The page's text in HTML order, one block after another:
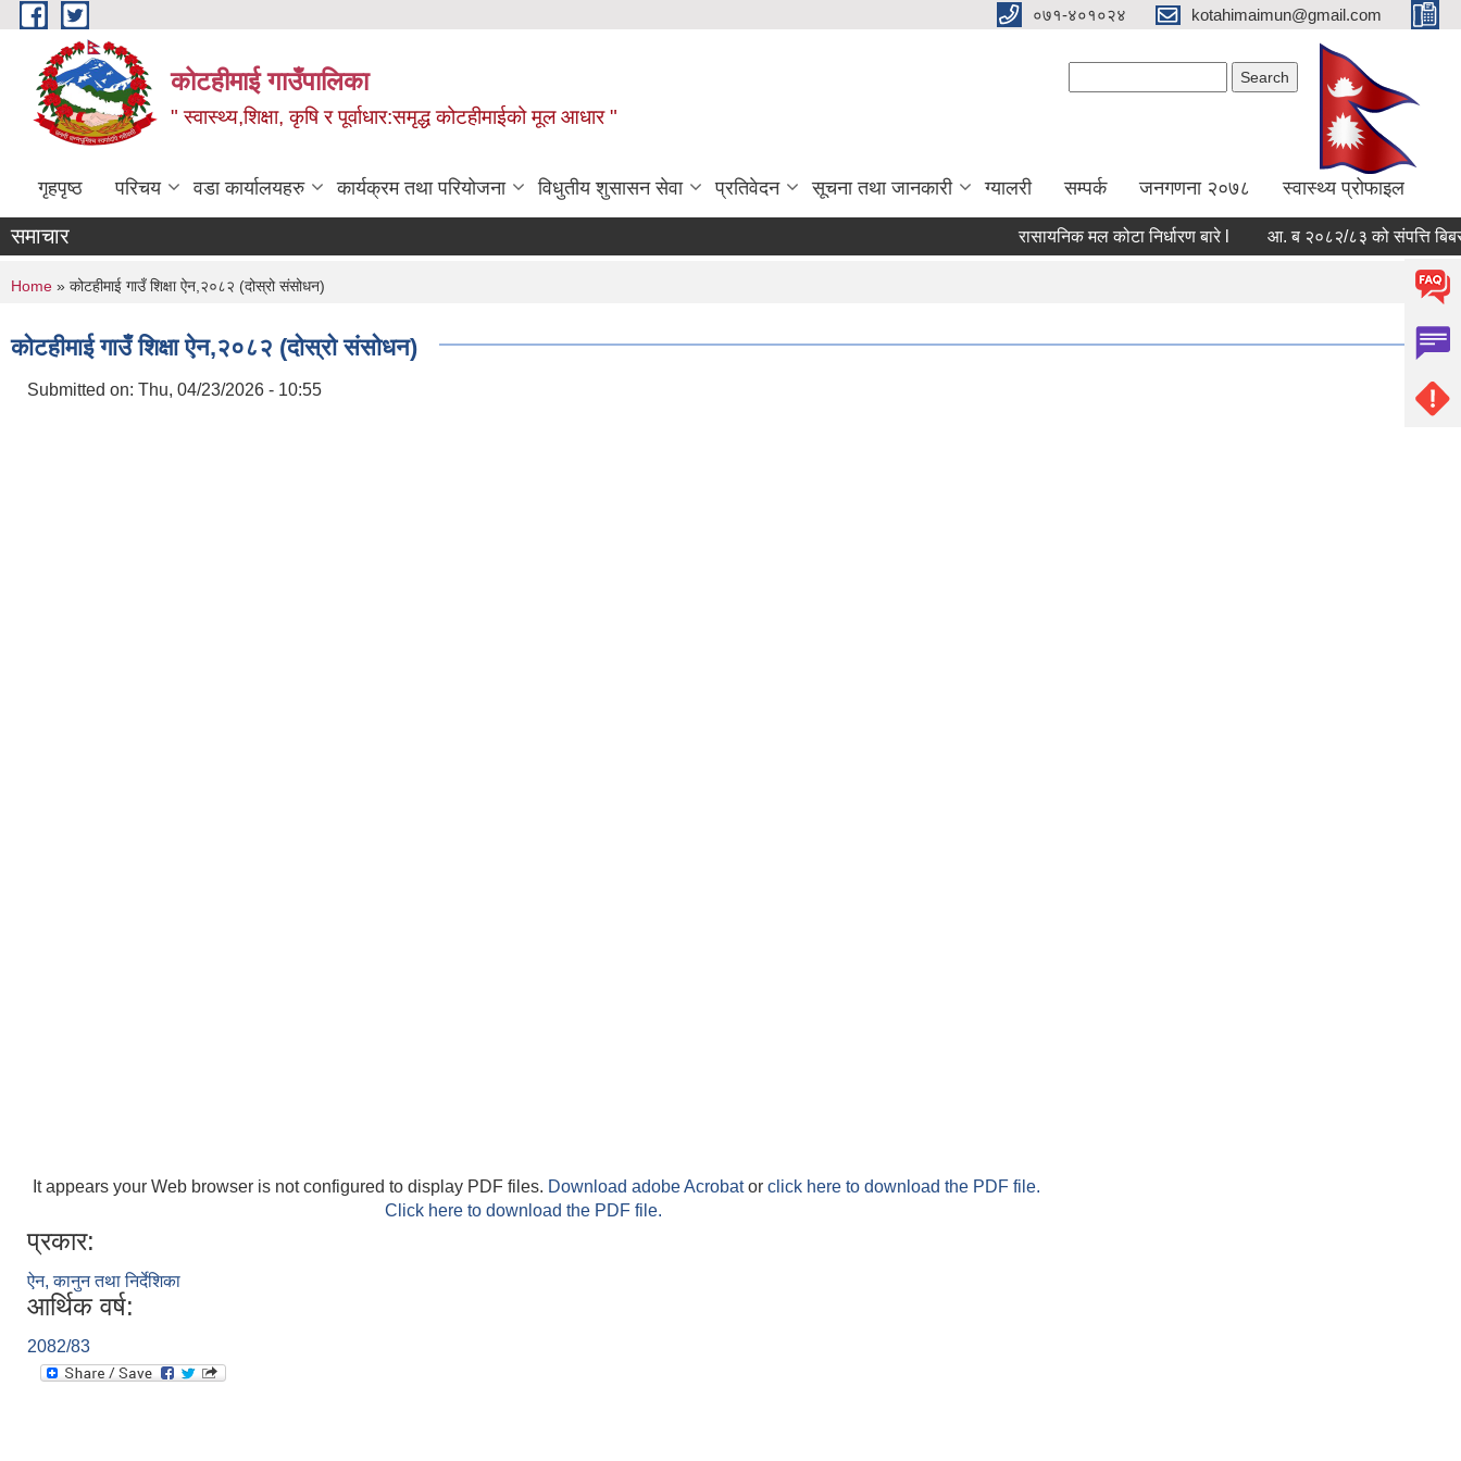
Skip to main content ०७१-४०१०२४ kotahimaimun@gmail.com
कोटहीमाई गाउँपालिका
" स्वास्थ्य,शिक्षा, कृषि र पूर्वाधार:समृद्ध कोटहीमाईको मूल आधार "
गृहपृष्ठ परिचय वडा कार्यालयहरु कार्यक्रम तथा परियोजना विधुतीय शुसासन सेवा प्रतिवेदन सूचना तथा जानकारी ग्यालरी सम्पर्क जनगणना २०७८ स्वास्थ्य प्रोफाइल
समाचार रासायनिक मल कोटा निर्धारण बारे l आ. ब २०८२/८३ को संपत्ति बिबरण
You are here
Home » कोटहीमाई गाउँ शिक्षा ऐन,२०८२ (दोस्रो संसोधन)
कोटहीमाई गाउँ शिक्षा ऐन,२०८२ (दोस्रो संसोधन)
Submitted on: Thu, 04/23/2026 - 10:55
It appears your Web browser is not configured to display PDF files. Download adobe Acrobator click here to download the PDF file.
Click here to download the PDF file.
प्रकार:
ऐन, कानुन तथा निर्देशिका
आर्थिक वर्ष:
2082/83